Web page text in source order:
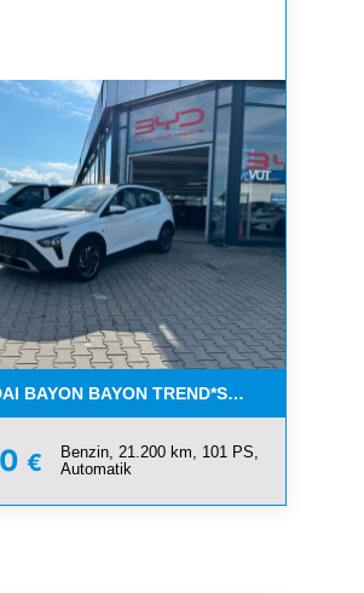
BAYON BAYON TREND*SERVICE NEU*1
€
Benzin, 21.200 km, 101 PS,
Automatik